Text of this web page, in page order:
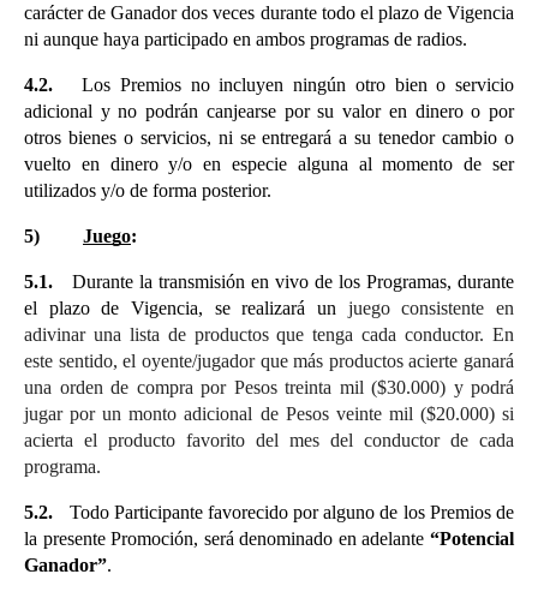
carácter de Ganador dos veces durante todo el plazo de Vigencia
ni aunque haya participado en ambos programas de radios.
4.2.
Los Premios no incluyen ningún otro bien o servicio
adicional y no podrán canjearse por su valor en dinero o por
otros bienes o servicios, ni se entregará a su tenedor cambio o
vuelto en dinero y/o en especie alguna al momento de ser
utilizados y/o de forma posterior.
5) Juego:
5.1.
Durante la transmisión en vivo de los Programas, durante
el plazo de Vigencia, se realizará un juego consistente en
adivinar una lista de productos que tenga cada conductor. En
este sentido, el oyente/jugador que más productos acierte ganará
una orden de compra por Pesos treinta mil ($30.000) y podrá
jugar por un monto adicional de Pesos veinte mil ($20.000) si
acierta el producto favorito del mes del conductor de cada
programa.
5.2.
Todo Participante favorecido por alguno de los Premios de
la presente Promoción, será denominado en adelante “Potencial
Ganador”.